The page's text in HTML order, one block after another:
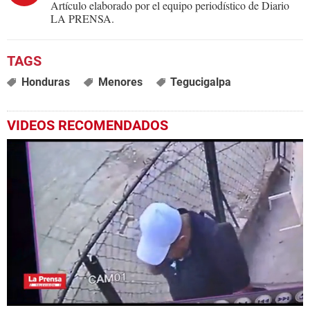
Artículo elaborado por el equipo periodístico de Diario
LA PRENSA.
Honduras Menores Tegucigalpa
VIDEOS RECOMENDADOS